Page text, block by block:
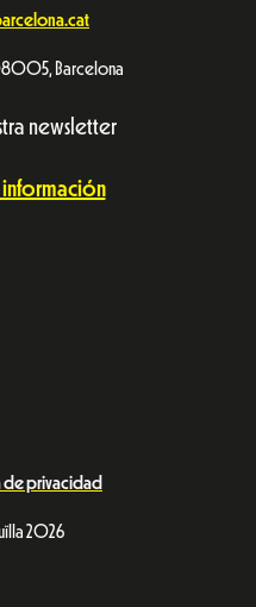
08005, Barcelona
newsletter
de privacidad
2026